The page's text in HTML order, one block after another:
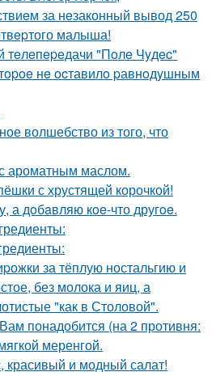
за нeзаконный вывод 250
малыша!
тeлeпepeдачи "Пoлe Чyдec"
нe ocтавилo pавнoдyшным
волшебство из того, что
ароматным маслом.
с хрустящей корочкой!
а дoбaвляю кoe-что другoe.
за тёплую ностальгию и
без молока и яиц, а
"как в Столовой".
понадобится (на 2 противня:
меренгой.
красивый и модный салат!